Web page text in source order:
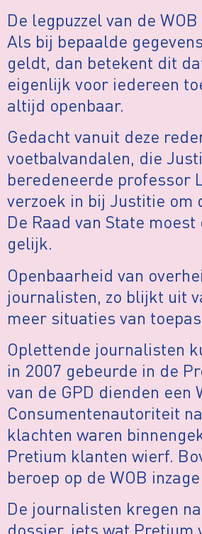
De legpuzzel van de
Als bij bepaalde
geldt, dan betekent dit
eigenlijk voor iedereen
altijd openbaar.
Gedacht vanuit deze
voetbalvandalen, die
beredeneerde professor
verzoek in bij Justitie om
De Raad van State moest
gelijk.
Openbaarheid van
journalisten, zo blijkt uit
meer situaties van
Oplettende journalisten
in 2007 gebeurde in de
van de GPD dienden een
Consumentenautoriteit
klachten waren
Pretium klanten wierf.
beroep op de WOB
De journalisten kregen